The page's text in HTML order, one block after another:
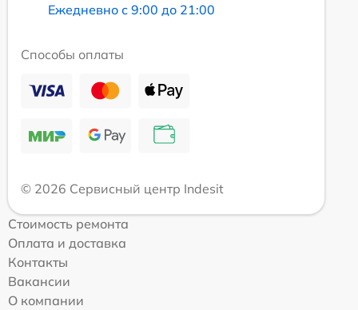
Ежедневно с 9:00 до 21:00
Способы оплаты
© 2026 Сервисный центр Indesit
Стоимость ремонта
Оплата и доставка
Контакты
Вакансии
О компании